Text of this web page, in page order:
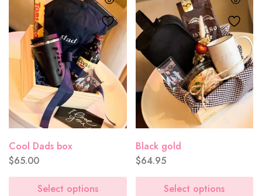
Cool Dads box
$65.00
Select options
Black gold
$64.95
Select options